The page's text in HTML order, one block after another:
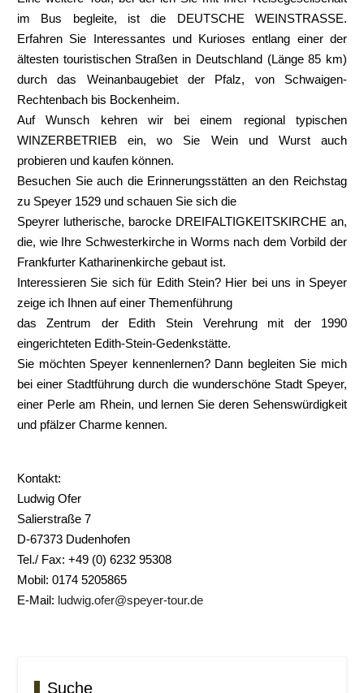
im Bus begleite, ist die DEUTSCHE WEINSTRASSE.
Erfahren Sie Interessantes und Kurioses entlang einer der
ältesten touristischen Straßen in Deutschland (Länge 85 km)
durch das Weinanbaugebiet der Pfalz, von Schwaigen-
Rechtenbach bis Bockenheim.
Auf Wunsch kehren wir bei einem regional typischen
WINZERBETRIEB ein, wo Sie Wein und Wurst auch
probieren und kaufen können.
Besuchen Sie auch die Erinnerungsstätten an den Reichstag
zu Speyer 1529 und schauen Sie sich die
Speyrer lutherische, barocke DREIFALTIGKEITSKIRCHE an,
die, wie Ihre Schwesterkirche in Worms nach dem Vorbild der
Frankfurter Katharinenkirche gebaut ist.
Interessieren Sie sich für Edith Stein? Hier bei uns in Speyer
zeige ich Ihnen auf einer Themenführung
das Zentrum der Edith Stein Verehrung mit der 1990
eingerichteten Edith-Stein-Gedenkstätte.
Sie möchten Speyer kennenlernen? Dann begleiten Sie mich
bei einer Stadtführung durch die wunderschöne Stadt Speyer,
einer Perle am Rhein, und lernen Sie deren Sehenswürdigkeit
und pfälzer Charme kennen.
Kontakt:
Ludwig Ofer
Salierstraße 7
D-67373 Dudenhofen
Tel./ Fax: +49 (0) 6232 95308
Mobil: 0174 5205865
E-Mail: ludwig.ofer@speyer-tour.de
Suche